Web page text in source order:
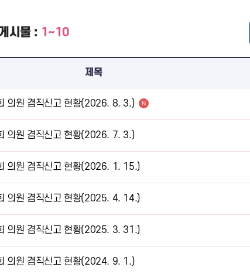
시물 : 1~10
제목
의원 겸직신고 현황(2026. 8. 3.) N
의원 겸직신고 현황(2026. 7. 3.)
의원 겸직신고 현황(2026. 1. 15.)
의원 겸직신고 현황(2025. 4. 14.)
의원 겸직신고 현황(2025. 3. 31.)
의원 겸직신고 현황(2024. 9. 1.)